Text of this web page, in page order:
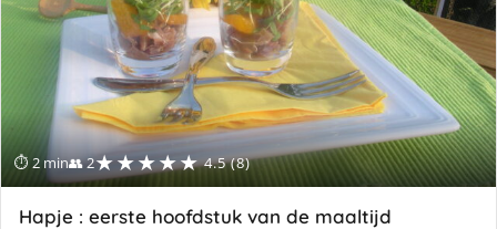
⏱ 2 min👥 2★★★★★ 4.5 (8)
Hapje : eerste hoofdstuk van de maaltijd